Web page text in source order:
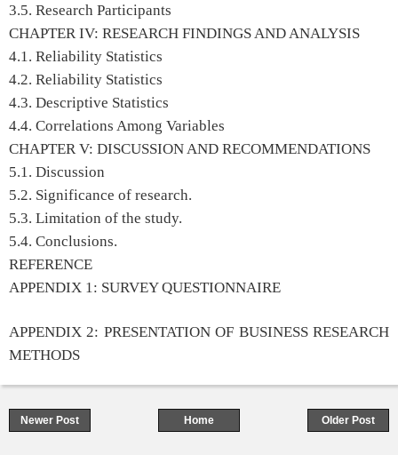
3.5. Research Participants
CHAPTER IV: RESEARCH FINDINGS AND ANALYSIS
4.1. Reliability Statistics
4.2. Reliability Statistics
4.3. Descriptive Statistics
4.4. Correlations Among Variables
CHAPTER V: DISCUSSION AND RECOMMENDATIONS
5.1. Discussion
5.2. Significance of research.
5.3. Limitation of the study.
5.4. Conclusions.
REFERENCE
APPENDIX 1: SURVEY QUESTIONNAIRE
APPENDIX 2: PRESENTATION OF BUSINESS RESEARCH
METHODS
Newer Post Older Post
Home